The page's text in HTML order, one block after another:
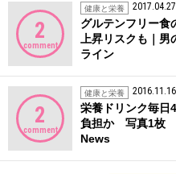
2
comment
健康と栄養 2017.04.27
グルテンフリー食
上昇リスクも｜男
ライン
2
comment
健康と栄養 2016.11.16
栄養ドリンク毎日
負担か 写真1枚
News